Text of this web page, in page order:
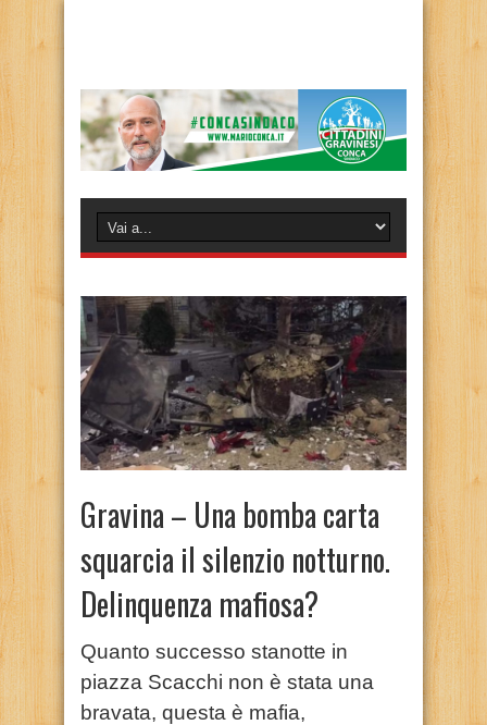
Gravina – Una bomba carta
squarcia il silenzio notturno.
Delinquenza mafiosa?
Quanto successo stanotte in
piazza Scacchi non è stata una
bravata, questa è mafia,